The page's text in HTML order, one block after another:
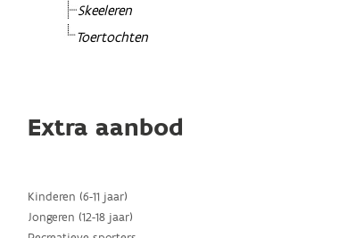
Skeeleren
Toertochten
Extra aanbod
Kinderen (6-11 jaar)
Jongeren (12-18 jaar)